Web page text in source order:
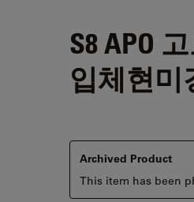
S8 APO
입체현미
Archived Product
This item has been